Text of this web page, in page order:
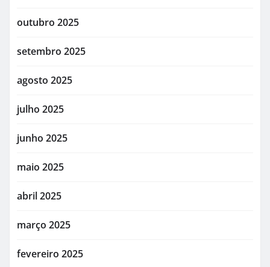
outubro 2025
setembro 2025
agosto 2025
julho 2025
junho 2025
maio 2025
abril 2025
março 2025
fevereiro 2025